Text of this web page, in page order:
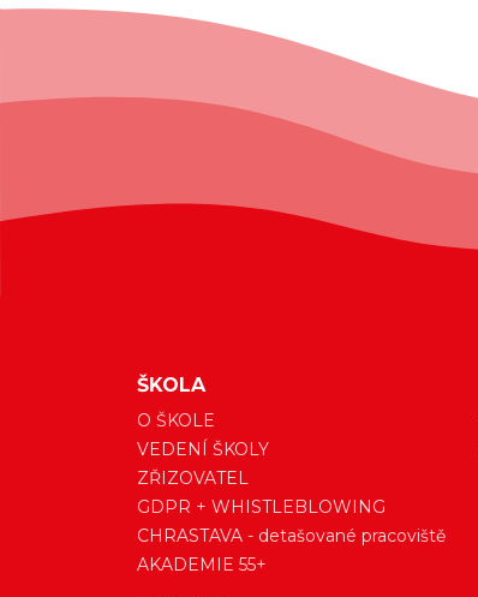
ŠKOLA
O ŠKOLE
VEDENÍ ŠKOLY
ZŘIZOVATEL
GDPR + WHISTLEBLOWING
CHRASTAVA - detašované pracoviště
AKADEMIE 55+